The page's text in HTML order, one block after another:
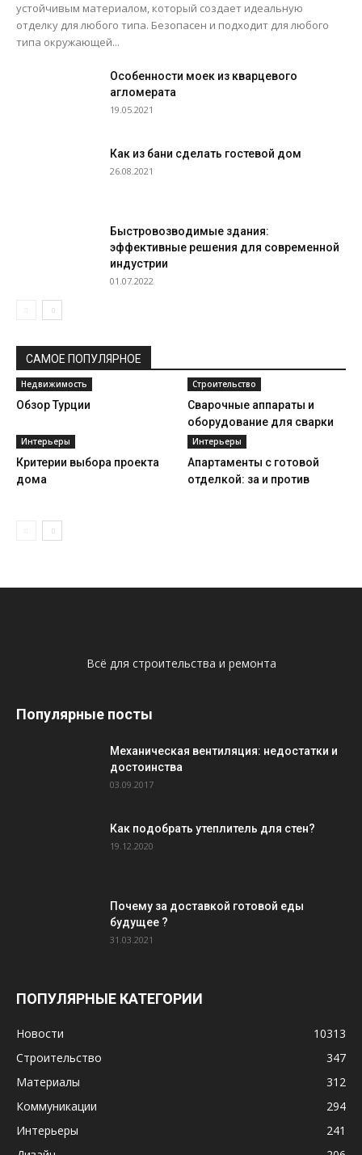
устойчивым материалом, который создает идеальную
отделку для любого типа. Безопасен и подходит для любого
типа окружающей...
Особенности моек из кварцевого
агломерата
19.05.2021
Как из бани сделать гостевой дом
26.08.2021
Быстровозводимые здания:
эффективные решения для современной
индустрии
01.07.2022
САМОЕ ПОПУЛЯРНОЕ
Недвижимость
Обзор Турции
Строительство
Сварочные аппараты и
оборудование для сварки
Интерьеры
Критерии выбора проекта
дома
Интерьеры
Апартаменты с готовой
отделкой: за и против
Всё для строительства и ремонта
Популярные посты
Механическая вентиляция: недостатки и
достоинства
03.09.2017
Как подобрать утеплитель для стен?
19.12.2020
Почему за доставкой готовой еды
будущее ?
31.03.2021
ПОПУЛЯРНЫЕ КАТЕГОРИИ
Новости
10313
Строительство
347
Материалы
312
Коммуникации
294
Интерьеры
241